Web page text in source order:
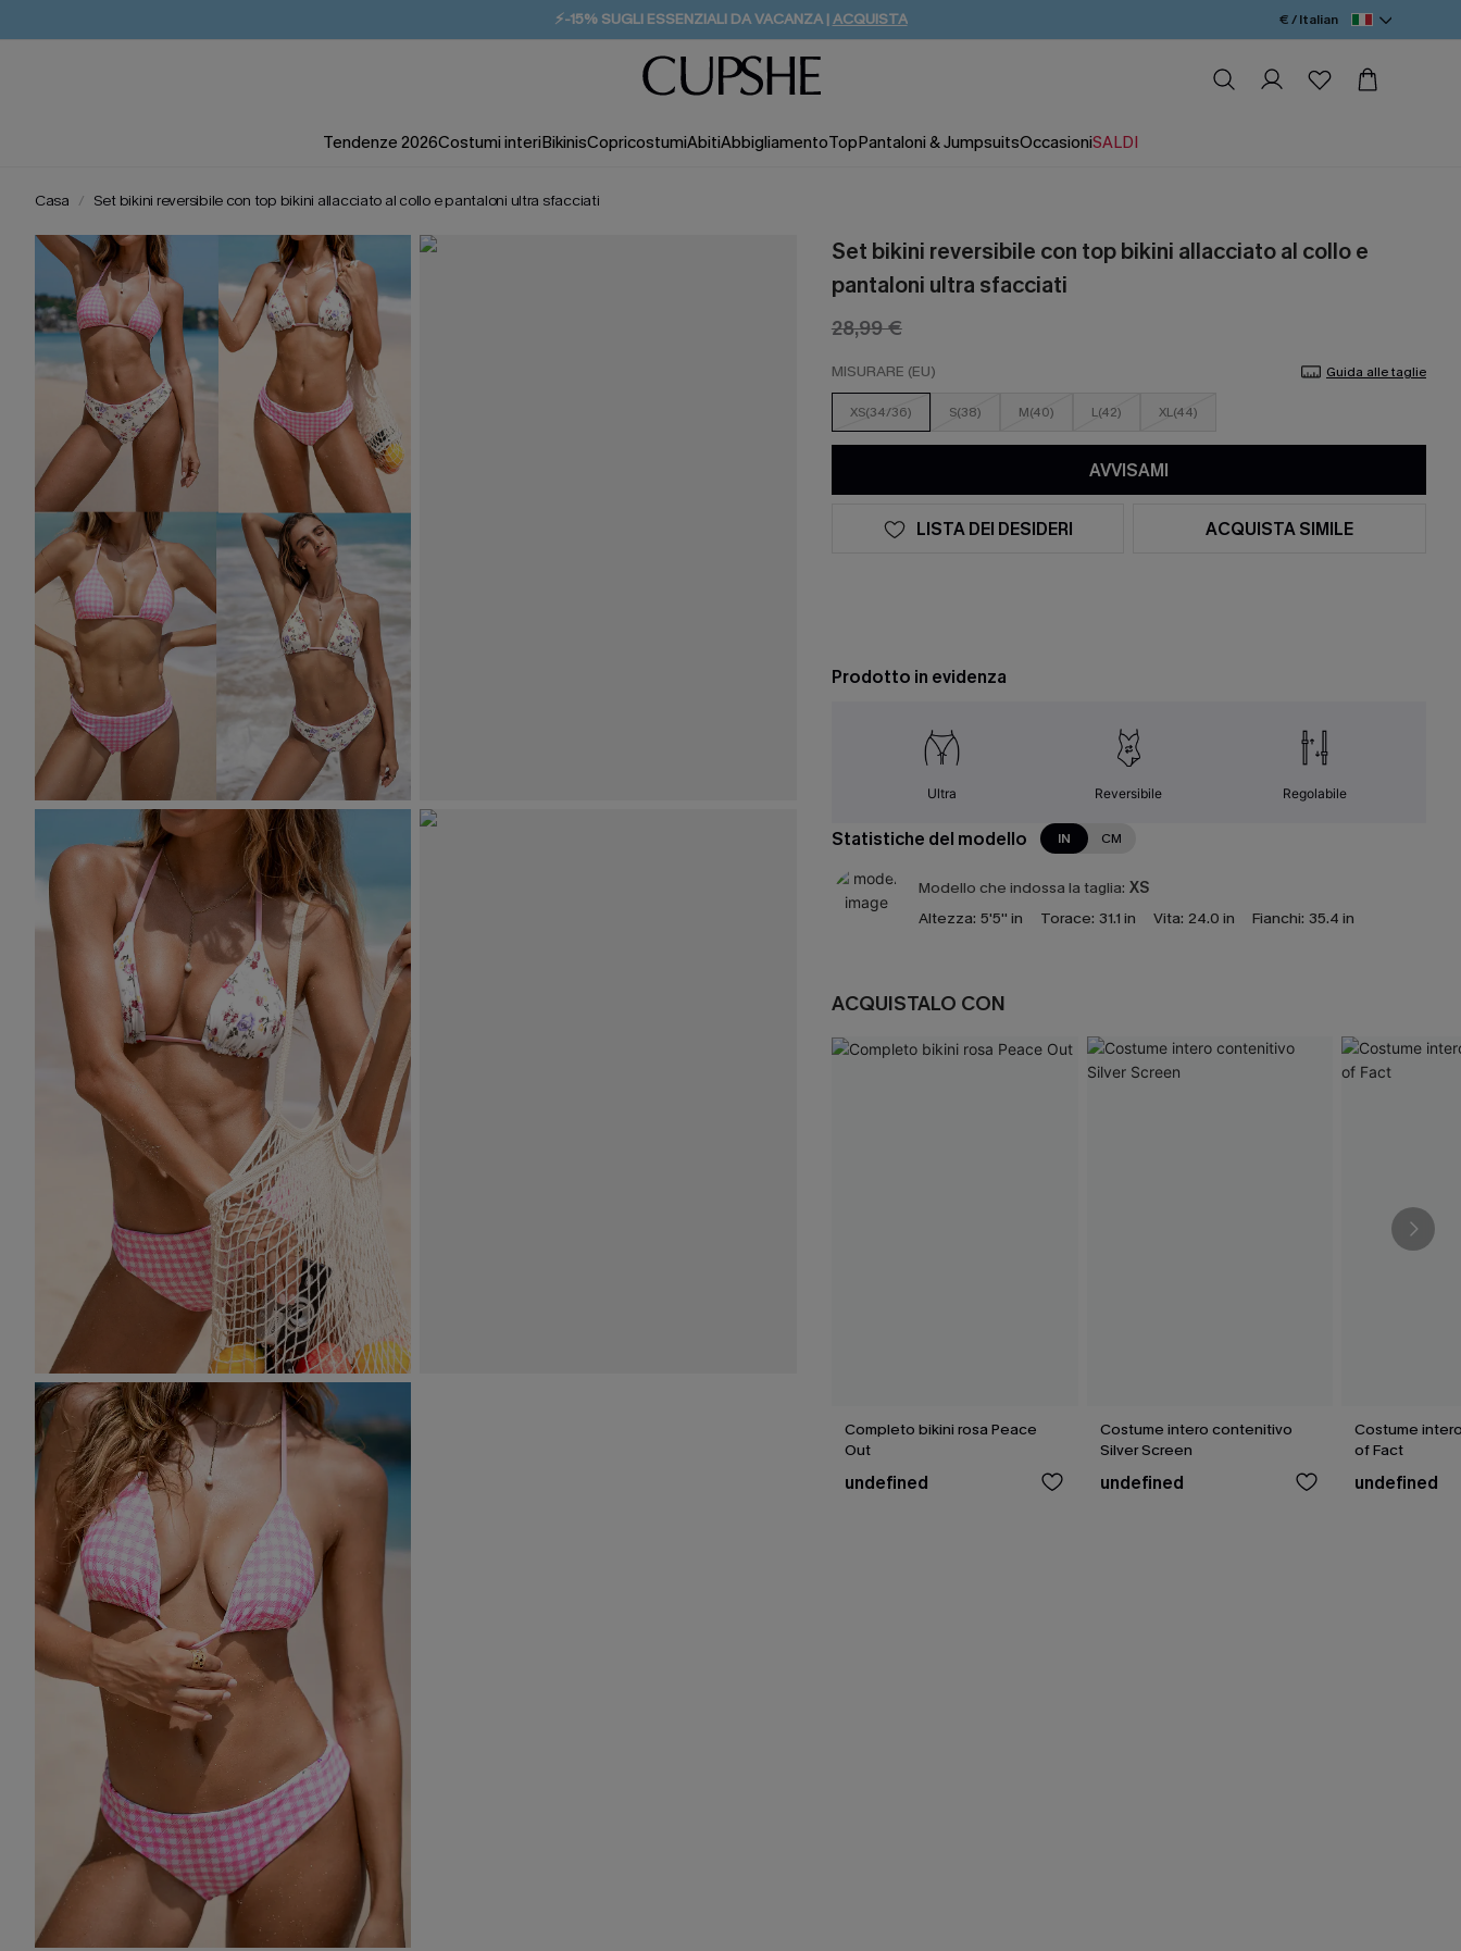
⚡️-15% SUGLI ESSENZIALI DA VACANZA |ACQUISTA € / Italian
Tendenze 2026Costumi interiBikinisCopricostumiAbitiAbbigliamentoTopPantaloni & JumpsuitsOccasioniSALDI
Casa Set bikini reversibile con top bikini allacciato al collo e pantaloni ultra sfacciati
Set bikini reversibile con top bikini allacciato al collo e
pantaloni ultra sfacciati
28,99 €
MISURARE (EU) Guida alle taglie
XS(34/36) S(38) M(40) L(42) XL(44)
AVVISAMI
LISTA DEI DESIDERI ACQUISTA SIMILE
Prodotto in evidenza
Ultra Reversibile Regolabile
Statistiche del modello IN CM
Modello che indossa la taglia: XS
Altezza: 5'5'' in Torace: 31.1 in Vita: 24.0 in Fianchi: 35.4 in
ACQUISTALO CON
Completo bikini rosa Peace
Out
undefined
Costume intero contenitivo
Silver Screen
undefined
Costume
of Fact
undefined